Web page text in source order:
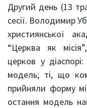
Другий день (13
сесії. Володимир
християнської
“Церква як
церков у
модель; ті, що
прийняли форму
остання модель